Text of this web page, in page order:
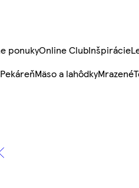
ponukyOnline ClubInšpirácie
PekáreňMäso a lahôdkyMrazené